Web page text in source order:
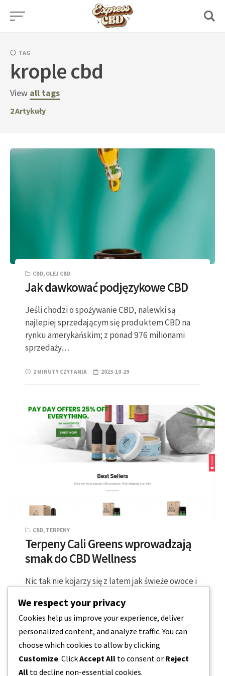
Skip
TAG
krople cbd
View all tags
2Artykuły
CBD, OLEJ CBD
Jak dawkować podjęzykowe CBD
Jeśli chodzi o spożywanie CBD, nalewki są
najlepiej sprzedającym się produktem CBD na
rynku amerykańskim; z ponad 976 milionami
sprzedaży…
2 MINUTY CZYTANIA 2023-10-29
CBD, TERPENY
Terpeny Cali Greens wprowadzają
smak do CBD Wellness
Nic tak nie kojarzy się z latem jak świeże owoce i
wszystkie te…
4 MINUTY CZYTANIA 2023-08-24
We respect your privacy
Cookies help us improve your experience, deliver
personalized content, and analyze traffic. You can
choose which cookies to allow by clicking
Customize. ClickAccept All to consent or Reject
All to decline non-essential cookies.